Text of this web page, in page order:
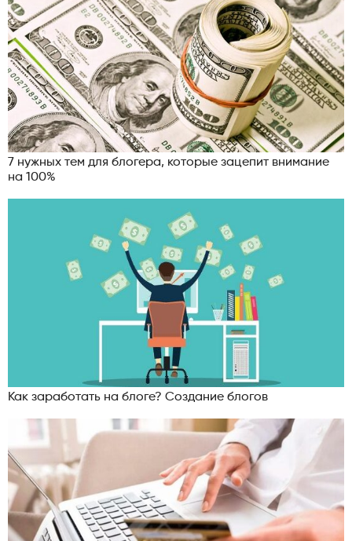
7 нужных тем для блогера, которые зацепит внимание
на 100%
Как заработать на блоге? Создание блогов